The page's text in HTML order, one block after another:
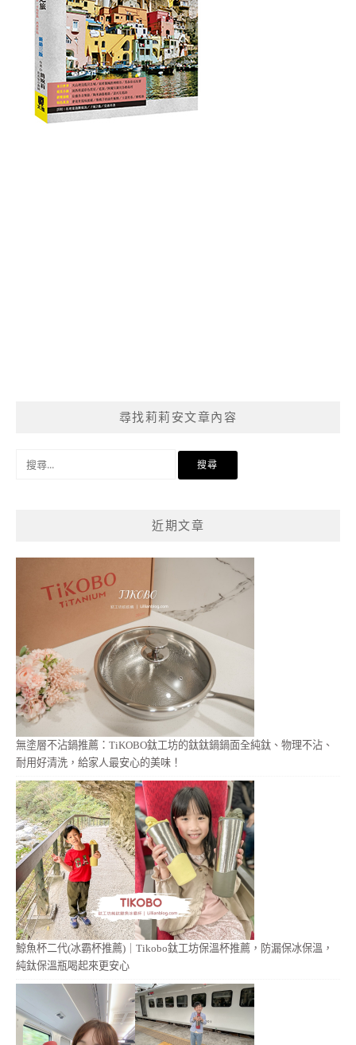
尋找莉莉安文章內容
近期文章
無塗層不沾鍋推薦：TiKOBO鈦工坊的鈦鈦鍋鍋面全純鈦、物理不沾、
耐用好清洗，給家人最安心的美味！
鯨魚杯二代(冰霸杯推薦)｜Tikobo鈦工坊保溫杯推薦，防漏保冰保溫，
純鈦保溫瓶喝起來更安心